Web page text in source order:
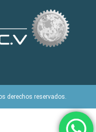
derechos reservados.